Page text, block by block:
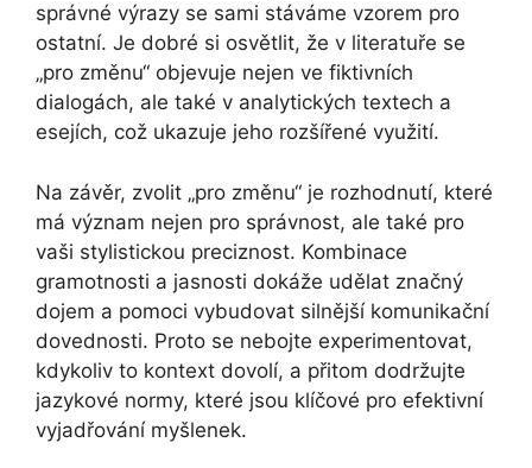
správné výrazy se sami stáváme vzorem pro
ostatní. Je dobré si osvětlit, že v literatuře se
„pro změnu“ objevuje nejen ve fiktivních
dialogách, ale také v analytických textech a
esejích, což ukazuje jeho rozšířené využití.
Na závěr, zvolit „pro změnu“ je rozhodnutí, které
má význam nejen pro správnost, ale také pro
vaši stylistickou preciznost. Kombinace
gramotnosti a jasnosti dokáže udělat značný
dojem a pomoci vybudovat silnější komunikační
dovednosti. Proto se nebojte experimentovat,
kdykoliv to kontext dovolí, a přitom dodržujte
jazykové normy, které jsou klíčové pro efektivní
vyjadřování myšlenek.